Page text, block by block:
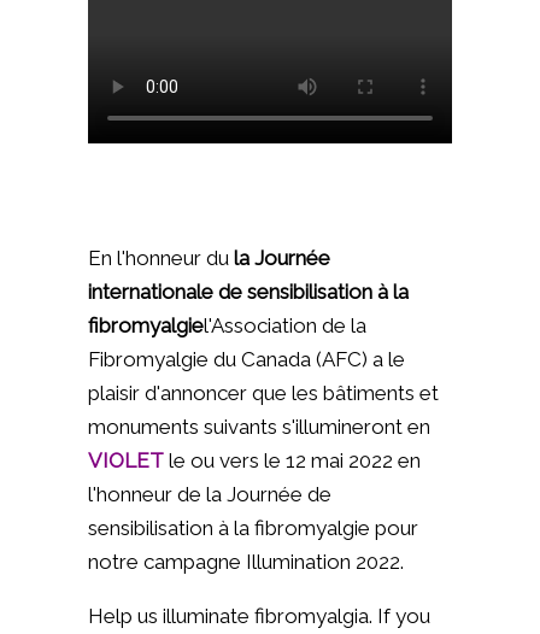
En l'honneur du la Journée
internationale de sensibilisation à la
fibromyalgiel'Association de la
Fibromyalgie du Canada (AFC) a le
plaisir d'annoncer que les bâtiments et
monuments suivants s'illumineront en
VIOLET le ou vers le 12 mai 2022 en
l'honneur de la Journée de
sensibilisation à la fibromyalgie pour
notre campagne Illumination 2022.
Help us illuminate fibromyalgia. If you